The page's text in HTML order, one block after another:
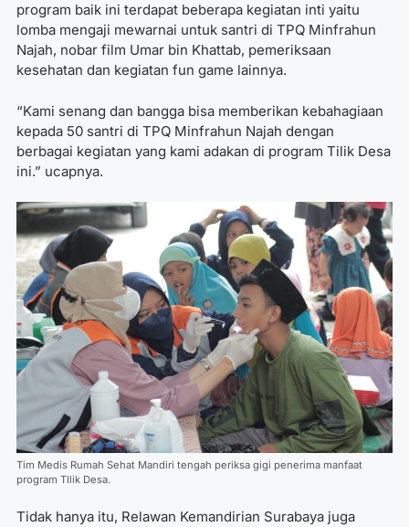
program baik ini terdapat beberapa kegiatan inti yaitu
lomba mengaji mewarnai untuk santri di TPQ Minfrahun
Najah, nobar film Umar bin Khattab, pemeriksaan
kesehatan dan kegiatan fun game lainnya.
“Kami senang dan bangga bisa memberikan kebahagiaan
kepada 50 santri di TPQ Minfrahun Najah dengan
berbagai kegiatan yang kami adakan di program Tilik Desa
ini.” ucapnya.
Tim Medis Rumah Sehat Mandiri tengah periksa gigi penerima manfaat
program TIlik Desa.
Tidak hanya itu, Relawan Kemandirian Surabaya juga